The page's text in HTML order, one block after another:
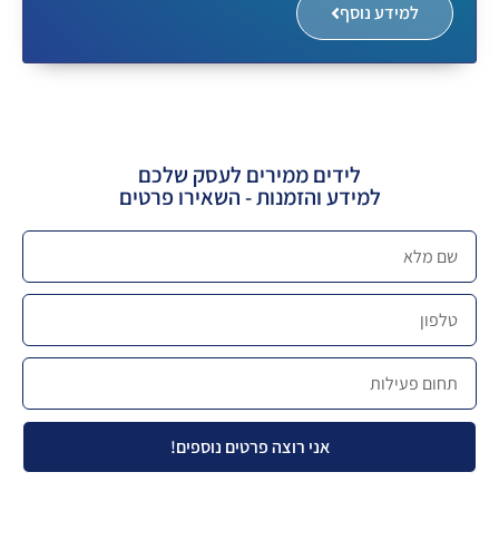
למידע נוסף
לידים ממירים לעסק שלכם
למידע והזמנות - השאירו פרטים
אני רוצה פרטים נוספים!